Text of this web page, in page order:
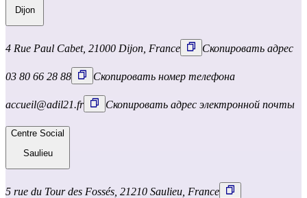
Dijon
4 Rue Paul Cabet, 21000 Dijon, France Скопировать адрес
03 80 66 28 88 Скопировать номер телефона
accueil@adil21.fr Скопировать адрес электронной почты
Centre Social
Saulieu
5 rue du Tour des Fossés, 21210 Saulieu, France